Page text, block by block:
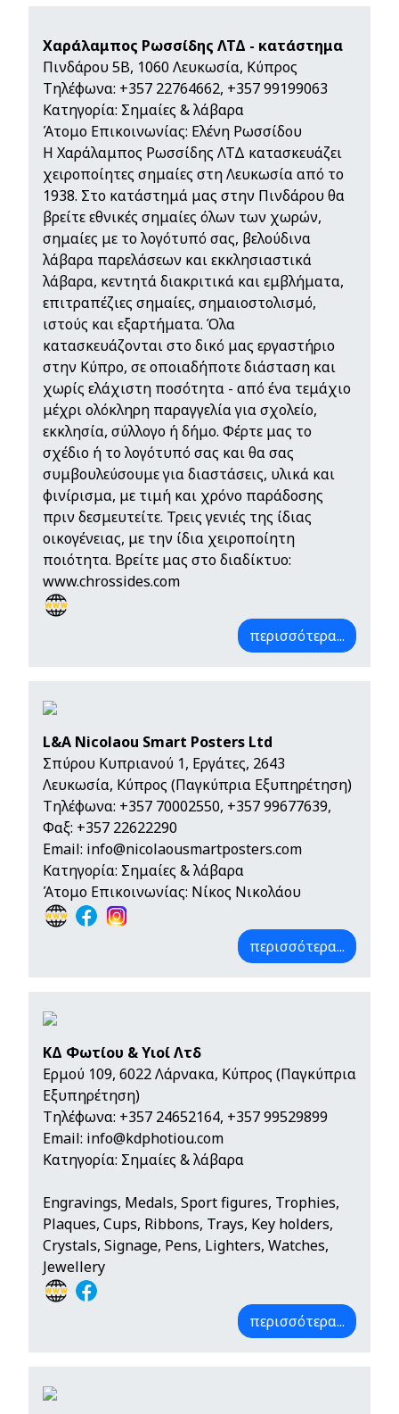
Χαράλαμπος Ρωσσίδης ΛΤΔ - κατάστημα
Πινδάρου 5Β, 1060 Λευκωσία, Κύπρος
Τηλέφωνα: +357 22764662, +357 99199063
Κατηγορία: Σημαίες & λάβαρα
Άτομο Επικοινωνίας: Ελένη Ρωσσίδου
Η Χαράλαμπος Ρωσσίδης ΛΤΔ κατασκευάζει
χειροποίητες σημαίες στη Λευκωσία από το
1938. Στο κατάστημά μας στην Πινδάρου θα
βρείτε εθνικές σημαίες όλων των χωρών,
σημαίες με το λογότυπό σας, βελούδινα
λάβαρα παρελάσεων και εκκλησιαστικά
λάβαρα, κεντητά διακριτικά και εμβλήματα,
επιτραπέζιες σημαίες, σημαιοστολισμό,
ιστούς και εξαρτήματα. Όλα
κατασκευάζονται στο δικό μας εργαστήριο
στην Κύπρο, σε οποιαδήποτε διάσταση και
χωρίς ελάχιστη ποσότητα - από ένα τεμάχιο
μέχρι ολόκληρη παραγγελία για σχολείο,
εκκλησία, σύλλογο ή δήμο. Φέρτε μας το
σχέδιο ή το λογότυπό σας και θα σας
συμβουλεύσουμε για διαστάσεις, υλικά και
φινίρισμα, με τιμή και χρόνο παράδοσης
πριν δεσμευτείτε. Τρεις γενιές της ίδιας
οικογένειας, με την ίδια χειροποίητη
ποιότητα. Βρείτε μας στο διαδίκτυο:
www.chrossides.com
περισσότερα...
L&A Nicolaou Smart Posters Ltd
Σπύρου Κυπριανού 1, Εργάτες, 2643
Λευκωσία, Κύπρος (Παγκύπρια Εξυπηρέτηση)
Τηλέφωνα: +357 70002550, +357 99677639,
Φαξ: +357 22622290
Email: info@nicolaousmartposters.com
Κατηγορία: Σημαίες & λάβαρα
Άτομο Επικοινωνίας: Νίκος Νικολάου
περισσότερα...
ΚΔ Φωτίου & Υιοί Λτδ
Ερμού 109, 6022 Λάρνακα, Κύπρος (Παγκύπρια
Εξυπηρέτηση)
Τηλέφωνα: +357 24652164, +357 99529899
Email: info@kdphotiou.com
Κατηγορία: Σημαίες & λάβαρα
Engravings, Medals, Sport figures, Trophies,
Plaques, Cups, Ribbons, Trays, Key holders,
Crystals, Signage, Pens, Lighters, Watches,
Jewellery
περισσότερα...